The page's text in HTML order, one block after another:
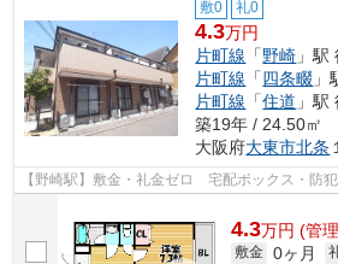
敷0 礼0
4.3万円
片町線 「野崎 」駅
片町線 「四条畷 」
片町線 「住道 」駅
築19年 / 24.50㎡
大阪府大東市北条
【野崎駅】敷金・礼金ゼロ 宅配ボックス・防
4.3万円 (管
敷金 0ヶ月